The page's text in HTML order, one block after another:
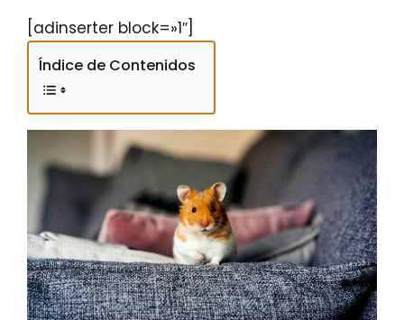
[adinserter block=»1″]
Índice de Contenidos